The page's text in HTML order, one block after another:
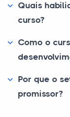
Quais
curso?
Como o
Por que o
promissor?